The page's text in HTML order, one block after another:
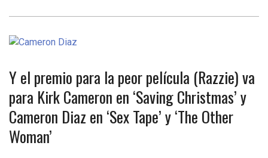
Y el premio para la peor película (Razzie) va
para Kirk Cameron en ‘Saving Christmas’ y
Cameron Diaz en ‘Sex Tape’ y ‘The Other
Woman’